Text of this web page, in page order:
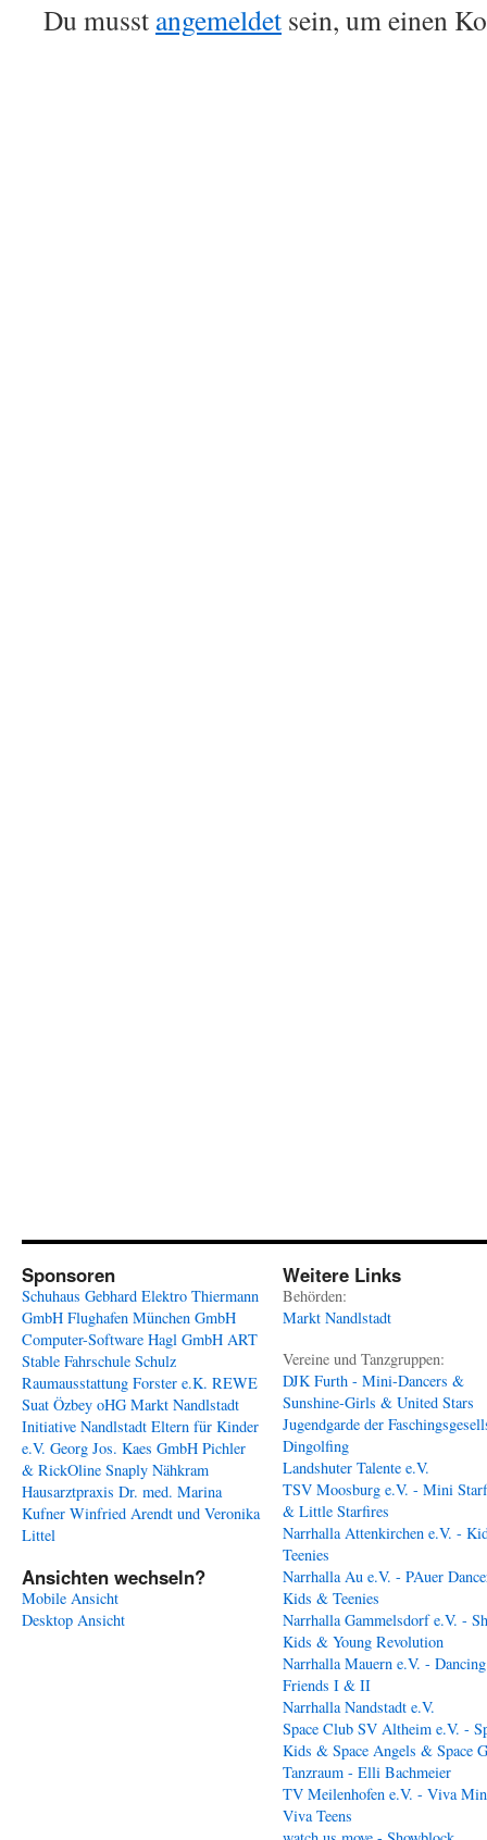
Du musst angemeldet sein, um einen
Sponsoren
Schuhaus Gebhard Elektro Thiermann
GmbH Flughafen München GmbH
Computer-Software Hagl GmbH ART
Stable Fahrschule Schulz
Raumausstattung Forster e.K. REWE
Suat Özbey oHG Markt Nandlstadt
Initiative Nandlstadt Eltern für Kinder
e.V. Georg Jos. Kaes GmbH Pichler
& RickOline Snaply Nähkram
Hausarztpraxis Dr. med. Marina
Kufner Winfried Arendt und Veronika
Littel
Ansichten wechseln?
Mobile Ansicht
Desktop Ansicht
Weitere Links
Behörden:
Markt Nandlstadt
Vereine und Tanzgruppen:
DJK Furth - Mini-Dancers &
Sunshine-Girls & United Stars
Jugendgarde der
Dingolfing
Landshuter Talente e.V.
TSV Moosburg e.V. - Mini
& Little Starfires
Narrhalla Attenkirchen e.V. -
Teenies
Narrhalla Au e.V. - PAuer
Kids & Teenies
Narrhalla Gammelsdorf e.V. -
Kids & Young Revolution
Narrhalla Mauern e.V. - Dancing
Friends I & II
Narrhalla Nandstadt e.V.
Space Club SV Altheim e.V. -
Kids & Space Angels & Space
Tanzraum - Elli Bachmeier
TV Meilenhofen e.V. - Viva
Viva Teens